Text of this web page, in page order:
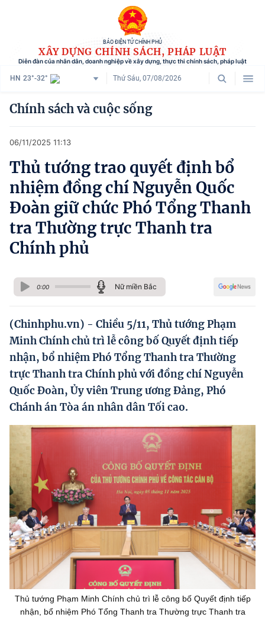
BÁO ĐIỆN TỬ CHÍNH PHỦ
XÂY DỰNG CHÍNH SÁCH, PHÁP LUẬT
Diễn đàn của nhân dân, doanh nghiệp về xây dựng, thực thi chính sách, pháp luật
HN 23°-32° Thứ Sáu, 07/08/2026
Danh mục
Tham vấn chính sách
Người dân góp ý
Doanh nghiệp hiến kế
Chính sách và cuộc sống
Phát triển kinh tế tư nhân và doanh nghiệp dân tộc
Ocop và chuỗi giá trị Nông sản
Kinh tế tư nhân
Doanh nghiệp dân tộc
Khác
Chính sách và cuộc sống
06/11/2025 11:13
Thủ tướng trao quyết định bổ
nhiệm đồng chí Nguyễn Quốc
Đoàn giữ chức Phó Tổng Thanh
tra Thường trực Thanh tra
Chính phủ
0:00 Nữ miền Bắc
(Chinhphu.vn) - Chiều 5/11, Thủ tướng Phạm
Minh Chính chủ trì lễ công bố Quyết định tiếp
nhận, bổ nhiệm Phó Tổng Thanh tra Thường
trực Thanh tra Chính phủ với đồng chí Nguyễn
Quốc Đoàn, Ủy viên Trung ương Đảng, Phó
Chánh án Tòa án nhân dân Tối cao.
Thủ tướng Phạm Minh Chính chủ trì lễ công bố Quyết định tiếp
nhận, bổ nhiệm Phó Tổng Thanh tra Thường trực Thanh tra